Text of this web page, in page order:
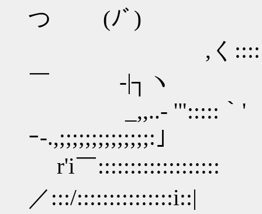
つ (ﾉﾞ)
,く
￣ -|┐ヽ
_,,..- '":::::｀'
ｰ-
r'i￣:::::::::::::::::::
／:::/